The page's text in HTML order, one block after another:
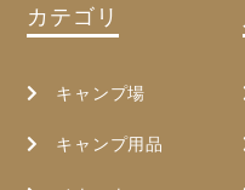
カテゴリ
キャンプ場
キャンプ用品